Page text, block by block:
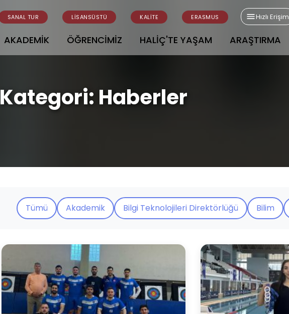
SANAL TUR LİSANSÜSTÜ KALİTE ERASMUS Hızlı Erişim
AKADEMİK ÖĞRENCİMİZ HALİÇ'TE YAŞAM
ARAŞTIRMA
Kategori: Haberler
Tümü Akademik Bilgi Teknolojileri Direktörlüğü Bilim